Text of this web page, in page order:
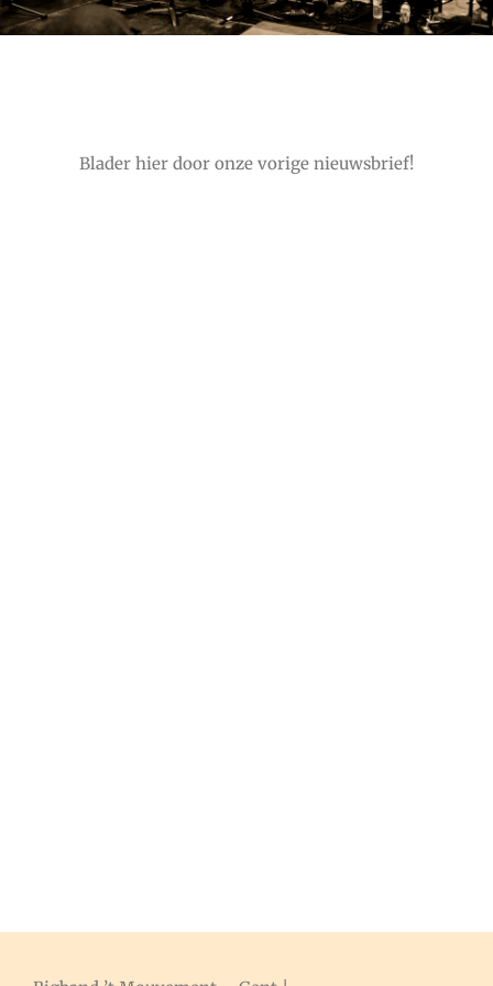
Blader hier door onze vorige nieuwsbrief!